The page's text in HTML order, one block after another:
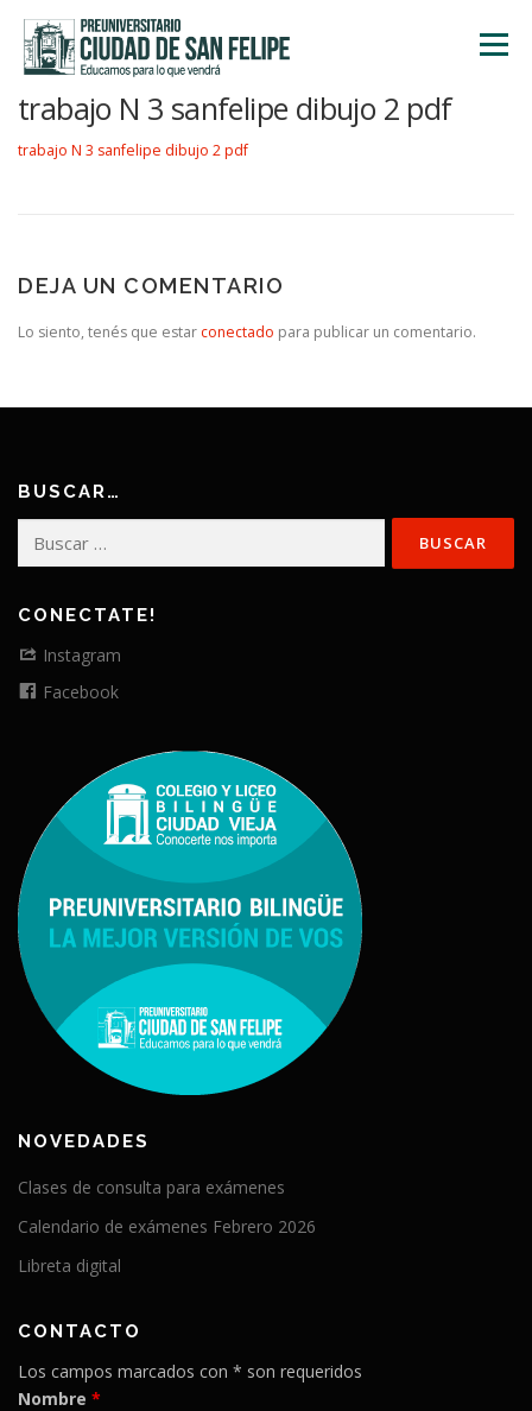
contenido
Menú
trabajo N 3 sanfelipe dibujo 2 pdf
trabajo N 3 sanfelipe dibujo 2 pdf
DEJA UN COMENTARIO
Lo siento, tenés que estar conectado para publicar un comentario.
BUSCAR…
CONECTATE!
Instagram
Facebook
NOVEDADES
Clases de consulta para exámenes
Calendario de exámenes Febrero 2026
Libreta digital
CONTACTO
Los campos marcados con * son requeridos
Nombre *